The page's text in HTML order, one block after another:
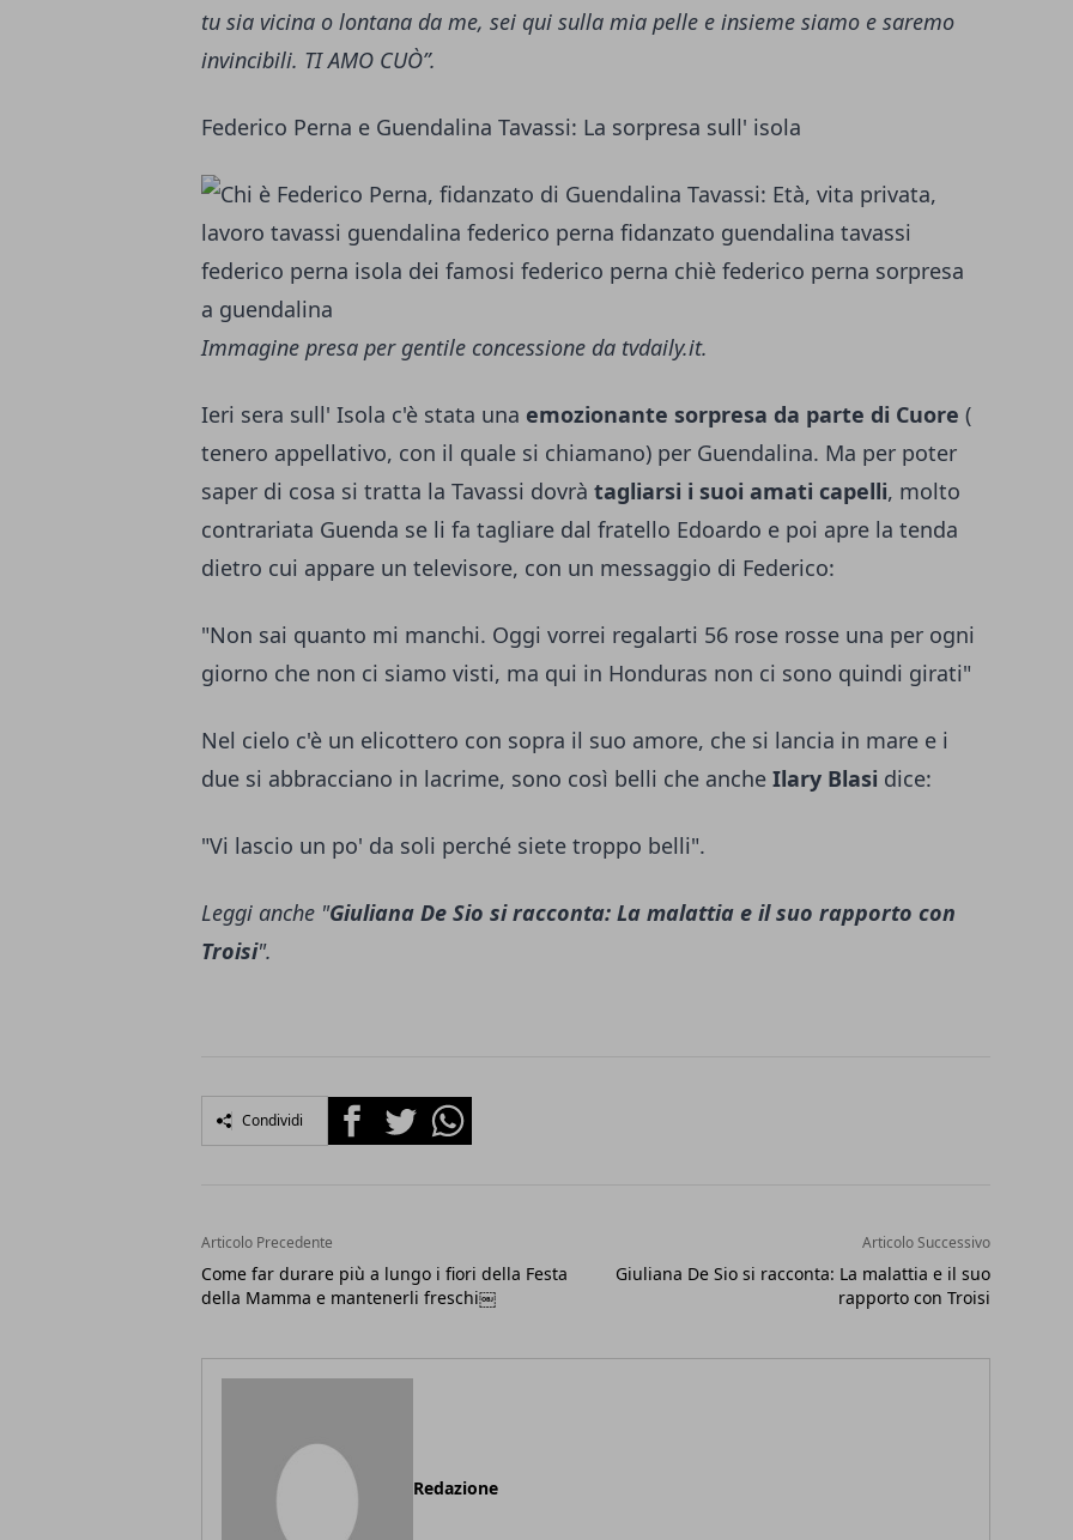
tu sia vicina o lontana da me, sei qui sulla mia pelle e insieme siamo e saremo
invincibili. TI AMO CUÒ”.
Federico Perna e Guendalina Tavassi: La sorpresa sull' isola
Immagine presa per gentile concessione da tvdaily.it.
Ieri sera sull' Isola c'è stata una emozionante sorpresa da parte di Cuore (
tenero appellativo, con il quale si chiamano) per Guendalina. Ma per poter
saper di cosa si tratta la Tavassi dovrà tagliarsi i suoi amati capelli, molto
contrariata Guenda se li fa tagliare dal fratello Edoardo e poi apre la tenda
dietro cui appare un televisore, con un messaggio di Federico:
"Non sai quanto mi manchi. Oggi vorrei regalarti 56 rose rosse una per ogni
giorno che non ci siamo visti, ma qui in Honduras non ci sono quindi girati"
Nel cielo c'è un elicottero con sopra il suo amore, che si lancia in mare e i
due si abbracciano in lacrime, sono così belli che anche Ilary Blasi dice:
"Vi lascio un po' da soli perché siete troppo belli".
Leggi anche "Giuliana De Sio si racconta: La malattia e il suo rapporto con
Troisi".
Condividi FacebookTwitterWhatsapp
Articolo Precedente
Come far durare più a lungo i fiori della Festa
della Mamma e mantenerli freschi￼
Articolo Successivo
Giuliana De Sio si racconta: La malattia e il suo
rapporto con Troisi
Redazione